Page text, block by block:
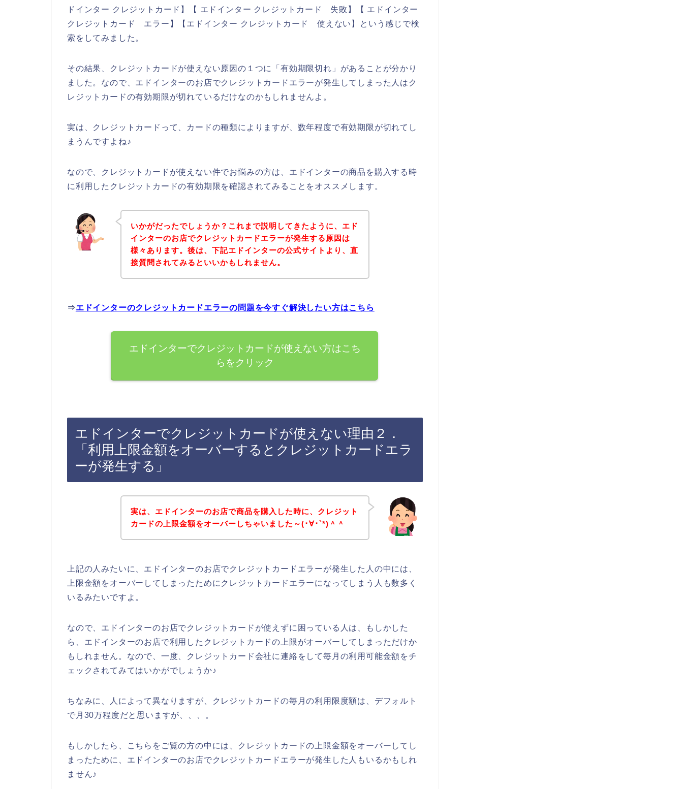
ドインター クレジットカード】【 エドインター クレジットカード 失敗】【 エドインター
クレジットカード エラー】【エドインター クレジットカード 使えない】という感じで検
索をしてみました。
その結果、クレジットカードが使えない原因の１つに「有効期限切れ」があることが分かり
ました。なので、エドインターのお店でクレジットカードエラーが発生してしまった人はク
レジットカードの有効期限が切れているだけなのかもしれませんよ。
実は、クレジットカードって、カードの種類によりますが、数年程度で有効期限が切れてし
まうんですよね♪
なので、クレジットカードが使えない件でお悩みの方は、エドインターの商品を購入する時
に利用したクレジットカードの有効期限を確認されてみることをオススメします。
いかがだったでしょうか？これまで説明してきたように、エド
インターのお店でクレジットカードエラーが発生する原因は
様々あります。後は、下記エドインターの公式サイトより、直
接質問されてみるといいかもしれません。
⇒エドインターのクレジットカードエラーの問題を今すぐ解決したい方はこちら
エドインターでクレジットカードが使えない方はこち
らをクリック
エドインターでクレジットカードが使えない理由２．
「利用上限金額をオーバーするとクレジットカードエラ
ーが発生する」
実は、エドインターのお店で商品を購入した時に、クレジット
カードの上限金額をオーバーしちゃいました～(･∀･`*)＾＾
上記の人みたいに、エドインターのお店でクレジットカードエラーが発生した人の中には、
上限金額をオーバーしてしまったためにクレジットカードエラーになってしまう人も数多く
いるみたいですよ。
なので、エドインターのお店でクレジットカードが使えずに困っている人は、もしかした
ら、エドインターのお店で利用したクレジットカードの上限がオーバーしてしまっただけか
もしれません。なので、一度、クレジットカード会社に連絡をして毎月の利用可能金額をチ
ェックされてみてはいかがでしょうか♪
ちなみに、人によって異なりますが、クレジットカードの毎月の利用限度額は、デフォルト
で月30万程度だと思いますが、、、。
もしかしたら、こちらをご覧の方の中には、クレジットカードの上限金額をオーバーしてし
まったために、エドインターのお店でクレジットカードエラーが発生した人もいるかもしれ
ません♪